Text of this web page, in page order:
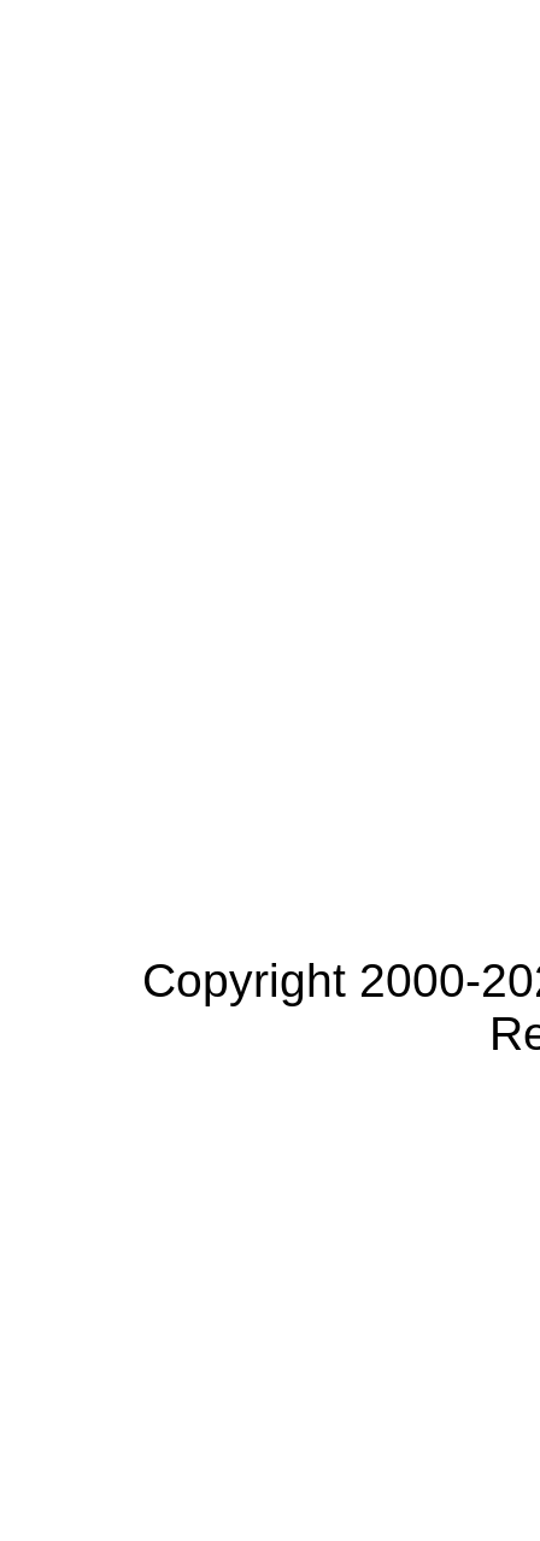
Copyright 2000-